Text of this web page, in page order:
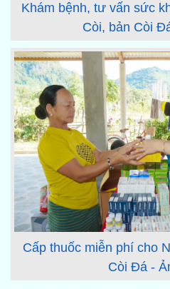
Khám bệnh, tư vấn sức
Còi, bản Còi
Cấp thuốc miễn phí cho
Còi Đá -